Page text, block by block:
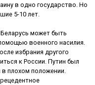
в одно государство. Но
5-10 лет.
может быть
военного насилия.
избрания другого
к России. Путин был
в плохом положении.